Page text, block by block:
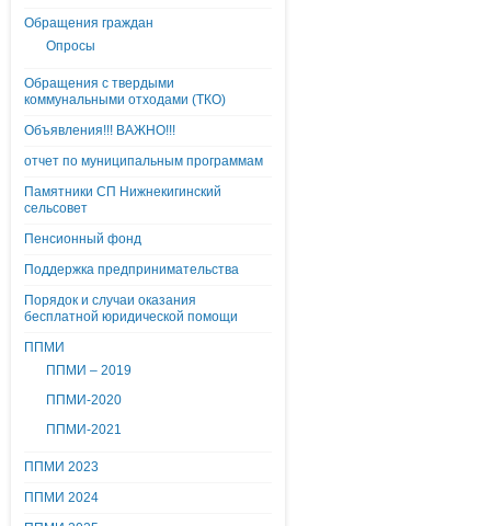
Обращения граждан
Опросы
Обращения с твердыми
коммунальными отходами (ТКО)
Объявления!!! ВАЖНО!!!
отчет по муниципальным программам
Памятники СП Нижнекигинский
сельсовет
Пенсионный фонд
Поддержка предпринимательства
Порядок и случаи оказания
бесплатной юридической помощи
ППМИ
ППМИ – 2019
ППМИ-2020
ППМИ-2021
ППМИ 2023
ППМИ 2024